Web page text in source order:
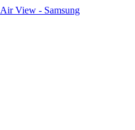
View - Samsung